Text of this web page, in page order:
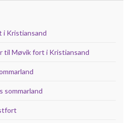
i Kristiansand
til Møvik fort i Kristiansand
sommarland